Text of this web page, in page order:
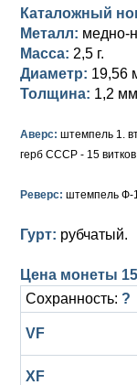
Германская
Для Финляндии
Памятные и
Медь
Для Финляндии
Памятные и
Серебро
Для Финляндии
Памятные и
Платина,
Серебро
Медь
Для Грузии
Александр I
Серебро
Медь
Павел I (1796-
Золото
Серебро
Екатерина II
Золото
Для Молдавии
Таврические
Петр III (1762)
Для Пруссии
Петр II (1727-
Екатерина I (1725-
Каталожный
Металл: медно-
Масса: 2,5 г.
Диаметр: 19,56
Толщина: 1,2
Аверс: штемпель 1.
герб СССР - 15
Реверс: штемпель Ф-
Гурт: рубчатый.
Цена монеты
Сохранность: ?
VF
XF